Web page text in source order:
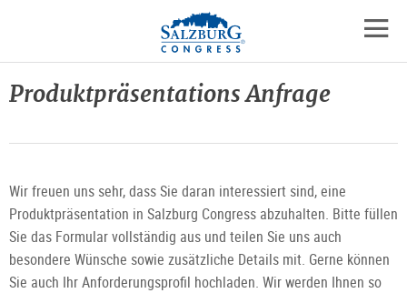
Zum
Inhalt
springen
Zum
Hauptmenü
springen
Zu
den
Kontaktinformationen
Produktpräsentations Anfrage
Wir freuen uns sehr, dass Sie daran interessiert sind, eine
Produktpräsentation in Salzburg Congress abzuhalten. Bitte füllen
Sie das Formular vollständig aus und teilen Sie uns auch
besondere Wünsche sowie zusätzliche Details mit. Gerne können
Sie auch Ihr Anforderungsprofil hochladen. Wir werden Ihnen so